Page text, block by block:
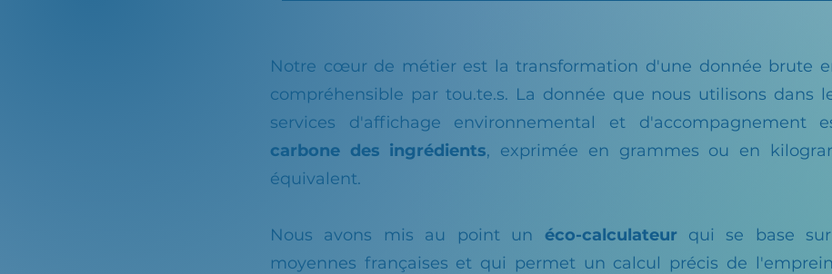
Notre cœur de métier est la transformation d'une donnée brute
compréhensible par tou.te.s. La donnée que nous utilisons dans
services d'affichage environnemental et d'accompagnement
carbone des ingrédients, exprimée en grammes ou en
équivalent.
Nous avons mis au point un éco-calculateurqui se base sur
moyennes françaises et qui permet un calcul précis de